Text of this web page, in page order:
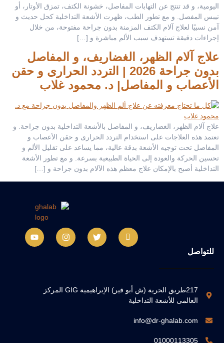
اليومية، و قد تنتج عن التهابات المفاصل، خشونة الكتف، تمزق الأوتار، أو
تيبس المفصل. و مع تطور الطب، ظهرت الأشعة التداخلية كحل حديث و
آمن نسبيًا لعلاج آلام الكتف المزمنة بدون جراحة مفتوحة، من خلال
إجراءات دقيقة تستهدف سبب الألم مباشرة و […]
علاج آلام الظهر، الغضاريف، و المفاصل
بدون جراحة 2026 | التردد الحرارى و حقن
الأعصاب و المفاصل| د. محمود غلاب
علاج آلام الظهر، الغضاريف، و المفاصل بالأشعة التداخلية بدون جراحة. و
تعتمد هذه العلاجات على استخدام التردد الحرارى و حقن الأعصاب و
المفاصل تحت توجيه الأشعة بدقة عالية، مما يساعد على تقليل الألم و
تحسين الحركة والعودة إلى الحياة الطبيعية بسرعة. و مع تطور الأشعة
التداخلية أصبح بالإمكان علاج معظم هذه الآلام بدون جراحة و […]
للتواصل
217طريق الحرية (ش أبو قير) الإبراهيمية GIG المركز
العالمى للأشعة التداخلية
info@dr-ghalab.com
01000113305